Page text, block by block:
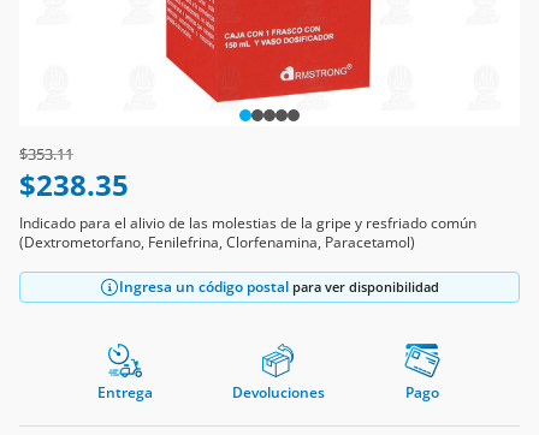
Price reduced from
$353.11to
$238.35
Indicado para el alivio de las molestias de la gripe y resfriado común
(Dextrometorfano, Fenilefrina, Clorfenamina, Paracetamol)
Ingresa un código postal para ver disponibilidad
Entrega Devoluciones Pago